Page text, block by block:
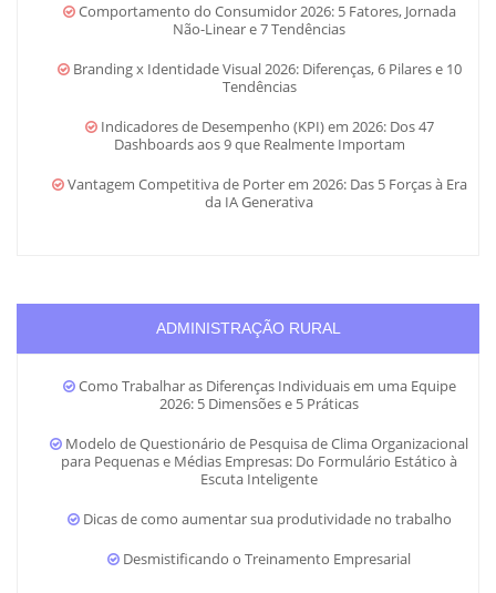
Comportamento do Consumidor 2026: 5 Fatores, Jornada
Não-Linear e 7 Tendências
Branding x Identidade Visual 2026: Diferenças, 6 Pilares e 10
Tendências
Indicadores de Desempenho (KPI) em 2026: Dos 47
Dashboards aos 9 que Realmente Importam
Vantagem Competitiva de Porter em 2026: Das 5 Forças à Era
da IA Generativa
ADMINISTRAÇÃO RURAL
Como Trabalhar as Diferenças Individuais em uma Equipe
2026: 5 Dimensões e 5 Práticas
Modelo de Questionário de Pesquisa de Clima Organizacional
para Pequenas e Médias Empresas: Do Formulário Estático à
Escuta Inteligente
Dicas de como aumentar sua produtividade no trabalho
Desmistificando o Treinamento Empresarial